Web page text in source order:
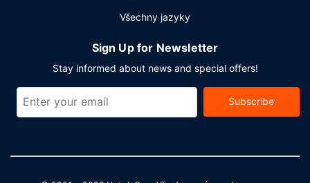
Všechny jazyky
Sign Up for Newsletter
Stay informed about news and special offers!
Subscribe